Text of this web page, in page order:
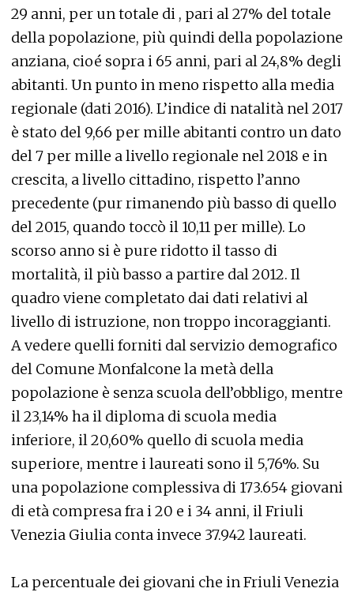
29 anni, per un totale di , pari al 27% del totale
della popolazione, più quindi della popolazione
anziana, cioé sopra i 65 anni, pari al 24,8% degli
abitanti. Un punto in meno rispetto alla media
regionale (dati 2016). L’indice di natalità nel 2017
è stato del 9,66 per mille abitanti contro un dato
del 7 per mille a livello regionale nel 2018 e in
crescita, a livello cittadino, rispetto l’anno
precedente (pur rimanendo più basso di quello
del 2015, quando toccò il 10,11 per mille). Lo
scorso anno si è pure ridotto il tasso di
mortalità, il più basso a partire dal 2012. Il
quadro viene completato dai dati relativi al
livello di istruzione, non troppo incoraggianti.
A vedere quelli forniti dal servizio demografico
del Comune Monfalcone la metà della
popolazione è senza scuola dell’obbligo, mentre
il 23,14% ha il diploma di scuola media
inferiore, il 20,60% quello di scuola media
superiore, mentre i laureati sono il 5,76%. Su
una popolazione complessiva di 173.654 giovani
di età compresa fra i 20 e i 34 anni, il Friuli
Venezia Giulia conta invece 37.942 laureati.
La percentuale dei giovani che in Friuli Venezia